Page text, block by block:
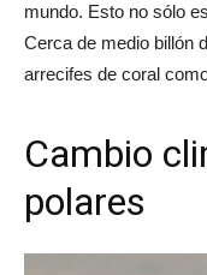
mundo. Esto no sólo
Cerca de medio billón
arrecifes de coral
Cambio
polares